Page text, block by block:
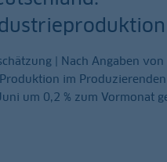
| Nach Angaben von
im Produzierenden
um 0,2 % zum Vormonat